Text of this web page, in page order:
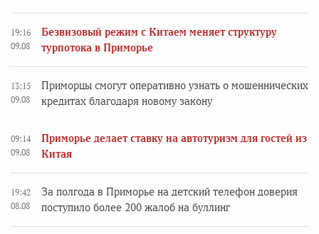
19:16
09.08
Безвизовый режим с Китаем меняет структуру
турпотока в Приморье
13:15
09.08
Приморцы смогут оперативно узнать о мошеннических
кредитах благодаря новому закону
09:14
09.08
Приморье делает ставку на автотуризм для гостей из
Китая
19:42
08.08
За полгода в Приморье на детский телефон доверия
поступило более 200 жалоб на буллинг